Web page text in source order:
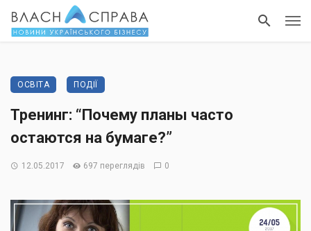
ОСВІТА ПОДІЇ
Тренинг: “Почему планы часто
остаются на бумаге?”
12.05.2017 697 переглядів 0